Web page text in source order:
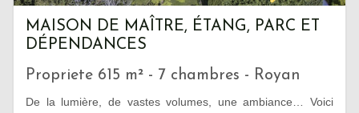
MAISON DE MAÎTRE, ÉTANG, PARC ET
DÉPENDANCES
Propriete 615 m² - 7 chambres - Royan
De la lumière, de vastes volumes, une ambiance… Voici